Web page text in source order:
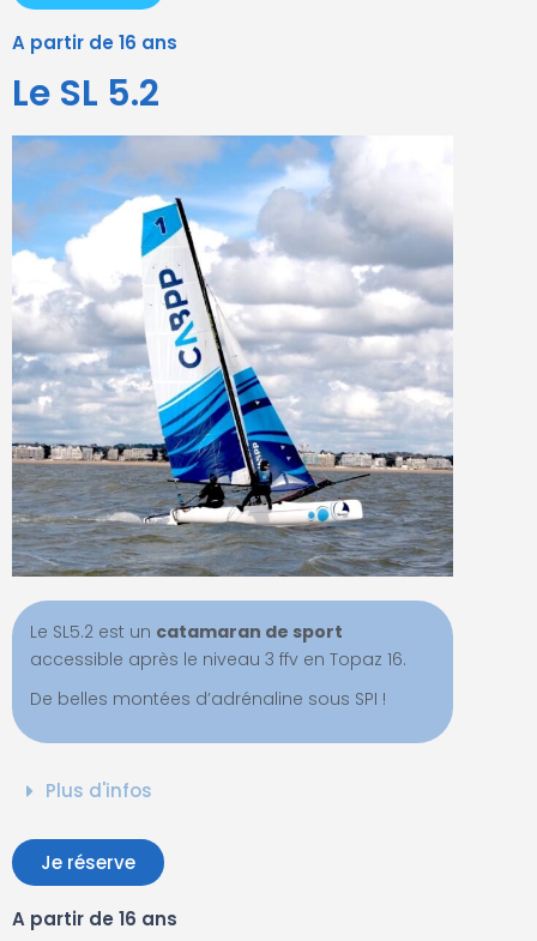
A partir de 16 ans
Le SL 5.2
Le SL5.2 est un catamaran de sport
accessible après le niveau 3 ffv en Topaz 16.
De belles montées d’adrénaline sous SPI !
Plus d'infos
Je réserve
A partir de 16 ans